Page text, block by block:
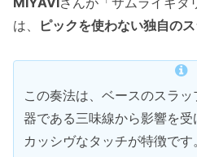
は、
ピックを使わない独自の
この奏法は、ベースのスラ
器である三味線から影響を
カッシヴなタッチが特徴です。